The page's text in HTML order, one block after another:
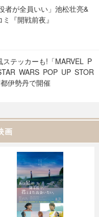
者が全員いい」池松壮亮&
『開戦前夜』
ステッカーも!「MARVEL P
WARS POP UP STOR
伊勢丹で開催
画